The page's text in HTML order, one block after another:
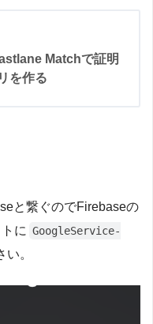
Matchで証明
を作る
と繋ぐのでFirebaseの
に GoogleService-
。